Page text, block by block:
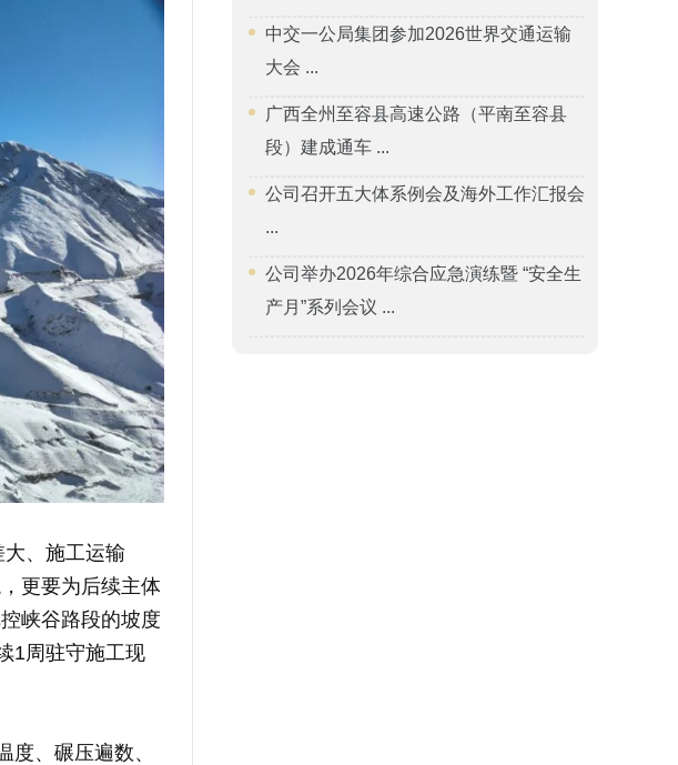
、施工运输
更要为后续主体
峡谷路段的坡度
1周驻守施工现
、碾压遍数、
中交一公局集团参加2026世界交通运输
大会 ...
广西全州至容县高速公路（平南至容县
段）建成通车 ...
公司召开五大体系例会及海外工作汇报会
...
公司举办2026年综合应急演练暨 “安全生
产月”系列会议 ...